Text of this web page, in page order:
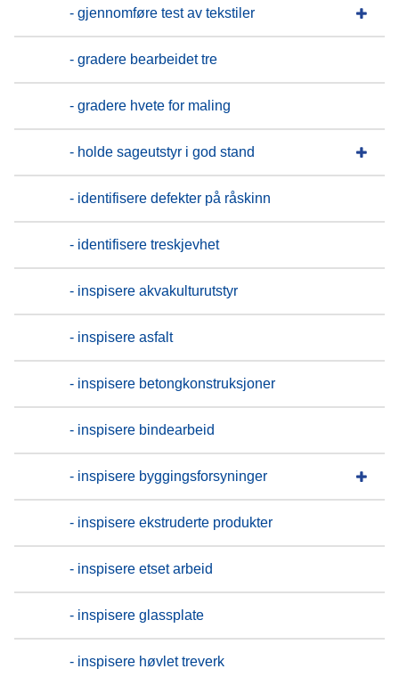
- gjennomføre test av tekstiler
- gradere bearbeidet tre
- gradere hvete for maling
- holde sageutstyr i god stand
- identifisere defekter på råskinn
- identifisere treskjevhet
- inspisere akvakulturutstyr
- inspisere asfalt
- inspisere betongkonstruksjoner
- inspisere bindearbeid
- inspisere byggingsforsyninger
- inspisere ekstruderte produkter
- inspisere etset arbeid
- inspisere glassplate
- inspisere høvlet treverk